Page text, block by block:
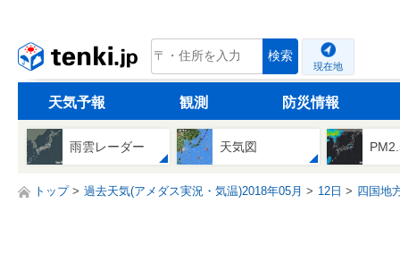
tenki.jp 検索
現在地
天気予報 観測 防災情報
雨雲レーダー 天気図
トップ 過去天気(アメダス実況・気温)2018年05月 12日 四国地